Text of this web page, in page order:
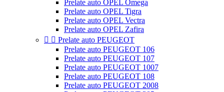
Prelate auto OPEL Omega
Prelate auto OPEL Tigra
Prelate auto OPEL Vectra
Prelate auto OPEL Zafira
  Prelate auto PEUGEOT
Prelate auto PEUGEOT 106
Prelate auto PEUGEOT 107
Prelate auto PEUGEOT 1007
Prelate auto PEUGEOT 108
Prelate auto PEUGEOT 2008